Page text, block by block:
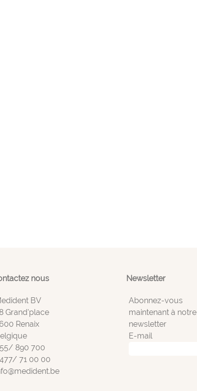
nous
BV
Grand'place
Renaix
890 700
71 00 00
Newsletter
Abonnez-vous
maintenant à notre
newsletter
E-mail